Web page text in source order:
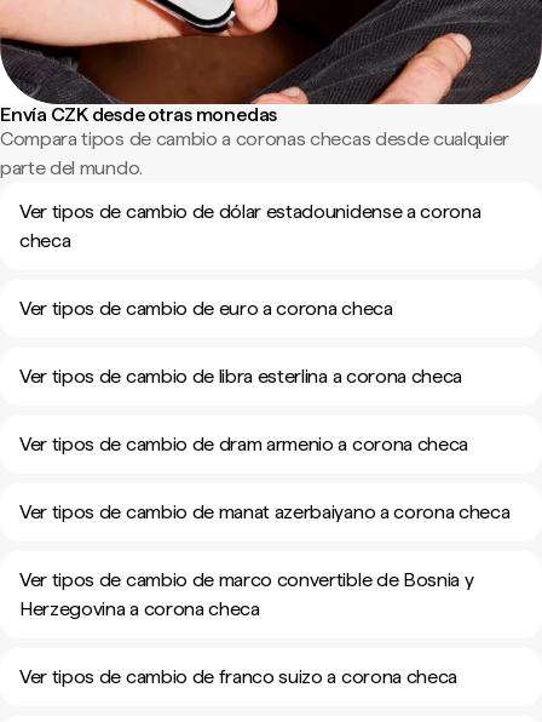
Envía CZK desde otras monedas
Compara tipos de cambio a coronas checas desde cualquier
parte del mundo.
Ver tipos de cambio de dólar estadounidense a corona
checa
Ver tipos de cambio de euro a corona checa
Ver tipos de cambio de libra esterlina a corona checa
Ver tipos de cambio de dram armenio a corona checa
Ver tipos de cambio de manat azerbaiyano a corona checa
Ver tipos de cambio de marco convertible de Bosnia y
Herzegovina a corona checa
Ver tipos de cambio de franco suizo a corona checa